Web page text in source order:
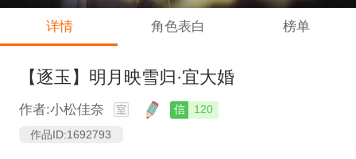
详情 角色表白 榜单
【逐玉】明月映雪归·宜大婚
作者:小松佳奈 信
120
作品ID:1692793